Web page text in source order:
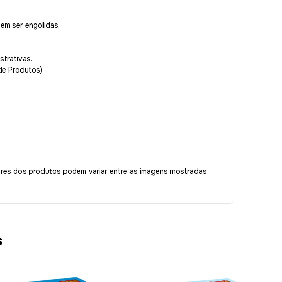
ser engolidas.
Produtos)
dos produtos podem variar entre as imagens mostradas